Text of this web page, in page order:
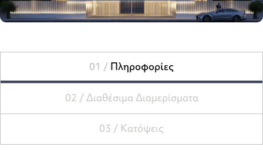
01 / Πληροφορίες
02 /Διαθέσιμα Διαμερίσματα
03 / Κατόψεις